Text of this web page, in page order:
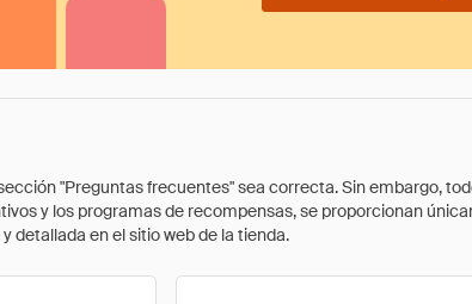
"Preguntas frecuentes" sea correcta. Sin embargo,
y los programas de recompensas, se proporcionan
detallada en el sitio web de la tienda.